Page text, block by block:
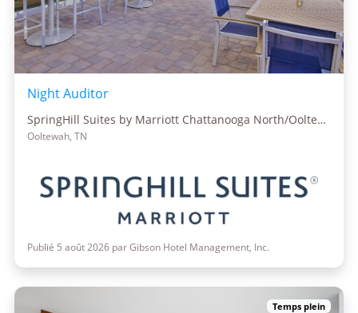
Night Auditor
SpringHill Suites by Marriott Chattanooga North/Ooltewah
Ooltewah, TN
Publié 5 août 2026 par Gibson Hotel Management, Inc.
Temps plein